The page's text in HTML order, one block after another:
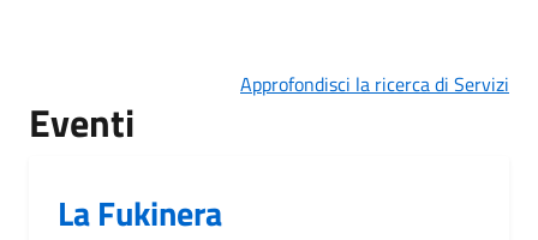
Approfondisci la ricerca di Servizi
Eventi
La Fukinera